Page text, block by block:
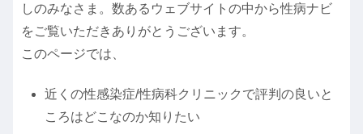
しのみなさま。数あるウェブサイトの中から性病ナビ
をご覧いただきありがとうございます。
このページでは、
近くの性感染症/性病科クリニックで評判の良いと
ころはどこなのか知りたい